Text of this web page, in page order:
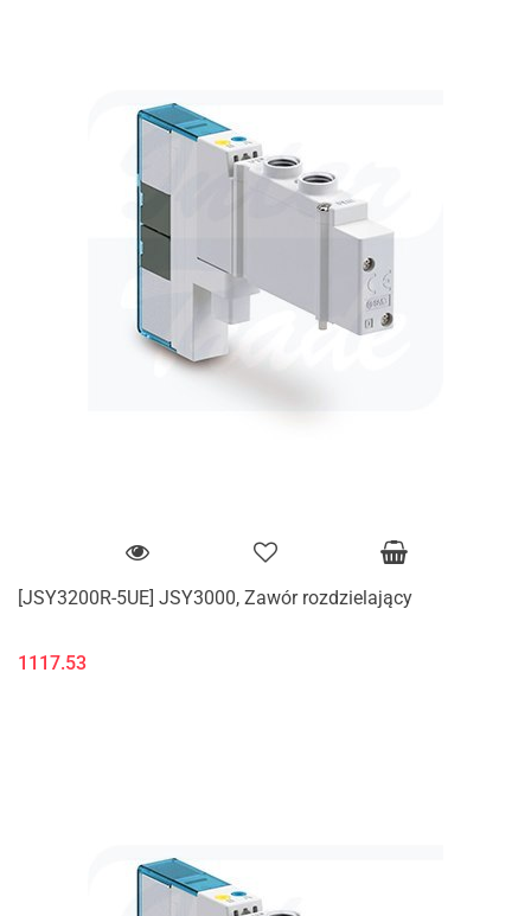
[JSY3200R-5UE] JSY3000, Zawór rozdzielający
1117.53